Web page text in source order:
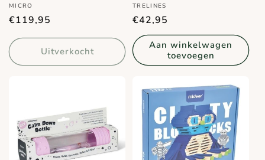
Verkoper:
MICRO
Normale
€119,95
Uitverkocht
Verkoper:
TRELINES
Normale
prijs
€42,95
Aan winkelwagen
toevoegen